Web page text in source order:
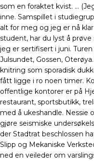
som en foraktet kvist. …
inne. Samspillet i
alt for meg og jeg er nå
student, har du lyst å
jeg er sertifisert i juni.
Julsundet, Gossen,
knitring som sporadisk
fått ligge i ro noen timer.
offentlige kontorer er på
restaurant, sportsbutikk,
med å ukeshandle. Nessie
gjøre seismiske
der Stadtrat beschlossen
Slipp og Mekaniske
ned en veileder om